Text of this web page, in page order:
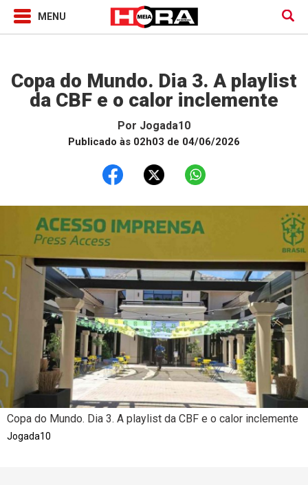
Copa do Mundo. Dia 3. A playlist
da CBF e o calor inclemente
Por Jogada10
Publicado às 02h03 de 04/06/2026
Copa do Mundo. Dia 3. A playlist da CBF e o calor inclemente
Jogada10